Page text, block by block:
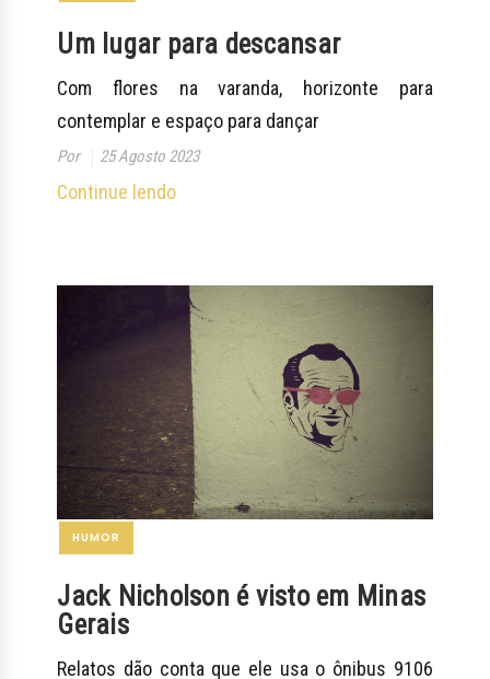
Um lugar para descansar
Com flores na varanda, horizonte para
contemplar e espaço para dançar
Por 25 Agosto 2023
Continue lendo
HUMOR
Jack Nicholson é visto em Minas
Gerais
Relatos dão conta que ele usa o ônibus 9106